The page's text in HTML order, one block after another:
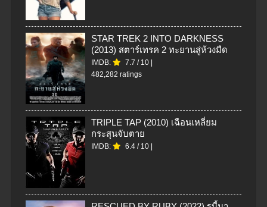
STAR TREK 2 INTO DARKNESS
(2013) สตาร์เทรค 2 ทะยานสู่ห้วงมืด
IMDB: 7.7 / 10
482,282 ratings
TRIPLE TAP (2010) เฉือนเหลี่ยม
กระสุนจับตาย
IMDB: 6.4 / 10